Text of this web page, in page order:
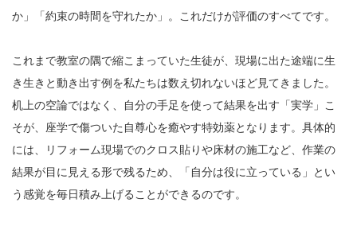
か」「約束の時間を守れたか」。これだけが評価のすべてです。
これまで教室の隅で縮こまっていた生徒が、現場に出た途端に生
き生きと動き出す例を私たちは数え切れないほど見てきました。
机上の空論ではなく、自分の手足を使って結果を出す「実学」こ
そが、座学で傷ついた自尊心を癒やす特効薬となります。具体的
には、リフォーム現場でのクロス貼りや床材の施工など、作業の
結果が目に見える形で残るため、「自分は役に立っている」とい
う感覚を毎日積み上げることができるのです。